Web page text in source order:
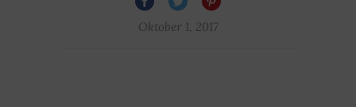
Oktober 1, 2017